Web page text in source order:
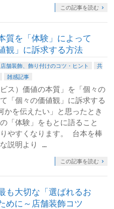
この記事を読む
質を「体験」によって
観」に訴求する方法
舗装飾、飾り付けのコツ・ヒント
共
雑感記事
ビス）価値の本質」を「個々の
「個々の価値観」に訴求する
を伝えたい」と思ったとき
「体験」をもとに語ること
やすくなります。 台本を棒
説明より …
この記事を読む
も大切な「選ばれるお
めに～店舗装飾コツ